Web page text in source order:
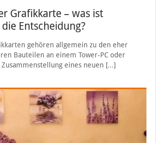
Grafikkarte – was ist
Entscheidung?
gehören allgemein zu den eher
Bauteilen an einem Tower-PC oder
eines neuen […]